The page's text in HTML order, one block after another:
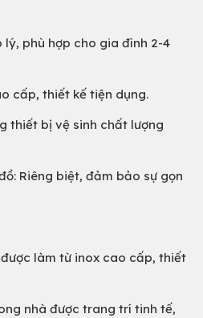
lý, phù hợp cho gia đình 2-4
cấp, thiết kế tiện dụng.
thiết bị vệ sinh chất lượng
Riêng biệt, đảm bảo sự gọn
làm từ inox cao cấp, thiết
nhà được trang trí tinh tế,